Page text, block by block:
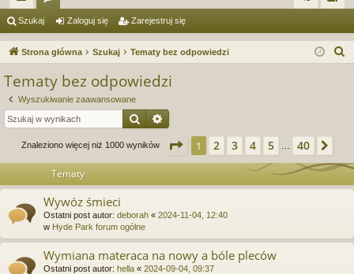
ię
ce
or
a og ej
si
ę
Szukaj Zaloguj się Zarejestruj się
Strona główna Szukaj Tematy bez odpowiedzi
Tematy bez odpowiedzi
Wyszukiwanie zaawansowane
SzukajWyszukiwanie zaawansowane
Znaleziono więcej niż 1000 wyników Strona z 40
1 2 3 4 5 40
Tematy
Wywóz śmieci
Ostatni post autor: deborah « 2024-11-04, 12:40
w Hyde Park forum ogólne
Wymiana materaca na nowy a bóle pleców
Ostatni post autor: hella « 2024-09-04, 09:37